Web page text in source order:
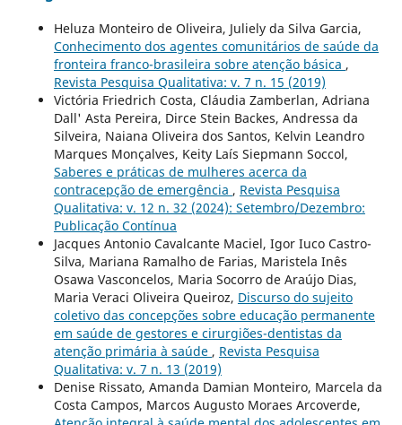
Heluza Monteiro de Oliveira, Juliely da Silva Garcia,
Conhecimento dos agentes comunitários de saúde da
fronteira franco-brasileira sobre atenção básica ,
Revista Pesquisa Qualitativa: v. 7 n. 15 (2019)
Victória Friedrich Costa, Cláudia Zamberlan, Adriana
Dall' Asta Pereira, Dirce Stein Backes, Andressa da
Silveira, Naiana Oliveira dos Santos, Kelvin Leandro
Marques Monçalves, Keity Laís Siepmann Soccol,
Saberes e práticas de mulheres acerca da
contracepção de emergência , Revista Pesquisa
Qualitativa: v. 12 n. 32 (2024): Setembro/Dezembro:
Publicação Contínua
Jacques Antonio Cavalcante Maciel, Igor Iuco Castro-
Silva, Mariana Ramalho de Farias, Maristela Inês
Osawa Vasconcelos, Maria Socorro de Araújo Dias,
Maria Veraci Oliveira Queiroz, Discurso do sujeito
coletivo das concepções sobre educação permanente
em saúde de gestores e cirurgiões-dentistas da
atenção primária à saúde , Revista Pesquisa
Qualitativa: v. 7 n. 13 (2019)
Denise Rissato, Amanda Damian Monteiro, Marcela da
Costa Campos, Marcos Augusto Moraes Arcoverde,